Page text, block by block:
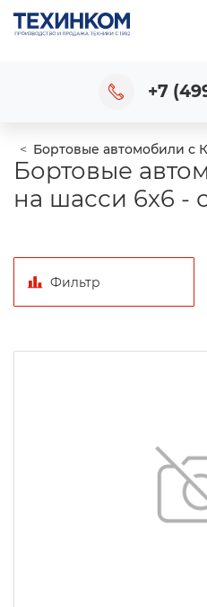
+7
Бортовые автомобили с
Бортовые
на шасси 6x6 -
Фильтр